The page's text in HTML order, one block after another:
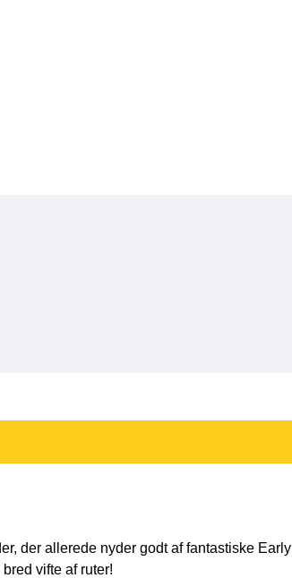
der allerede nyder godt af fantastiske Early
vifte af ruter!